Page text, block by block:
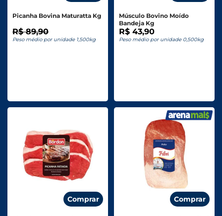
Picanha Bovina Maturatta Kg
R$ 89,90
Peso médio por unidade 1,500kg
Músculo Bovino Moído
Bandeja Kg
R$ 43,90
Peso médio por unidade 0,500kg
Comprar Comprar